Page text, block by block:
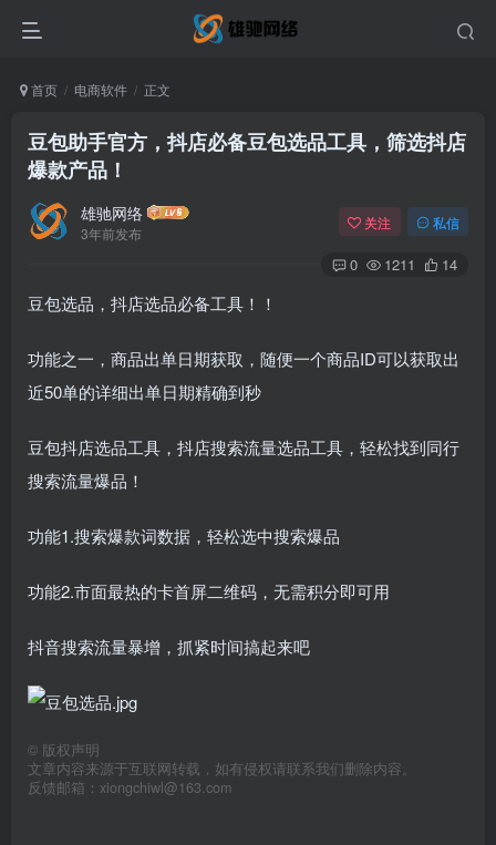
首页 电商软件 正文
豆包助手官方，抖店必备豆包选品工具，筛选抖店
爆款产品！
雄驰网络
3年前发布
关注 私信
0 1211 14
豆包选品，抖店选品必备工具！！
功能之一，商品出单日期获取，随便一个商品ID可以获取出
近50单的详细出单日期精确到秒
豆包抖店选品工具，抖店搜索流量选品工具，轻松找到同行
搜索流量爆品！
功能1.搜索爆款词数据，轻松选中搜索爆品
功能2.市面最热的卡首屏二维码，无需积分即可用
抖音搜索流量暴增，抓紧时间搞起来吧
© 版权声明
文章内容来源于互联网转载，如有侵权请联系我们删除内容。
反馈邮箱：xiongchiwl@163.com